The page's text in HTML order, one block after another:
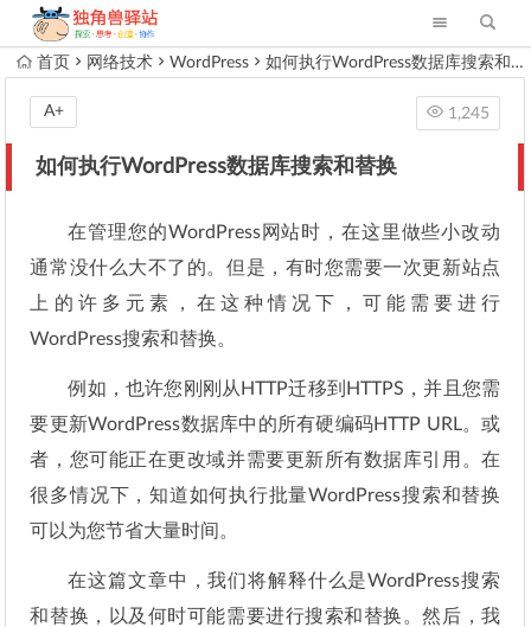
首页 网络技术 WordPress 如何执行WordPress数据库搜索和替换
如何执行WordPress数据库搜索和替换
1,245
A+
在管理您的WordPress网站时，在这里做些小改动
通常没什么大不了的。但是，有时您需要一次更新站点
上的许多元素，在这种情况下，可能需要进行
WordPress搜索和替换。
例如，也许您刚刚从HTTP迁移到HTTPS，并且您需
要更新WordPress数据库中的所有硬编码HTTP URL。或
者，您可能正在更改域并需要更新所有数据库引用。在
很多情况下，知道如何执行批量WordPress搜索和替换
可以为您节省大量时间。
在这篇文章中，我们将解释什么是WordPress搜索
和替换，以及何时可能需要进行搜索和替换。然后，我